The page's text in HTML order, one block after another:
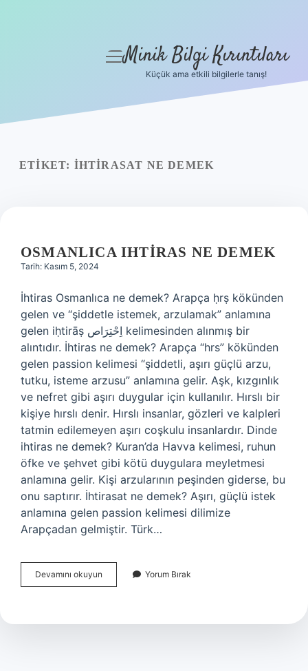
Yasal Uyarı
menüyü
Minik Bilgi Kırıntıları
Küçük ama etkili bilgilerle tanış!
ETIKET: İHTIRASAT NE DEMEK
OSMANLICA IHTIRAS NE DEMEK
Tarih: Kasım 5, 2024
İhtiras Osmanlıca ne demek? Arapça ḥrṣ kökünden
gelen ve “şiddetle istemek, arzulamak” anlamına
gelen iḥtirāṣ اِحْتِرَاص kelimesinden alınmış bir
alıntıdır. İhtiras ne demek? Arapça “hrs” kökünden
gelen passion kelimesi “şiddetli, aşırı güçlü arzu,
tutku, isteme arzusu” anlamına gelir. Aşk, kızgınlık
ve nefret gibi aşırı duygular için kullanılır. Hırslı bir
kişiye hırslı denir. Hırslı insanlar, gözleri ve kalpleri
tatmin edilemeyen aşırı coşkulu insanlardır. Dinde
ihtiras ne demek? Kuran’da Havva kelimesi, ruhun
öfke ve şehvet gibi kötü duygulara meyletmesi
anlamına gelir. Kişi arzularının peşinden giderse, bu
onu saptırır. İhtirasat ne demek? Aşırı, güçlü istek
anlamına gelen passion kelimesi dilimize
Arapçadan gelmiştir. Türk…
Devamını okuyun Osmanlıca
Ihtiras
Yorum Bırak